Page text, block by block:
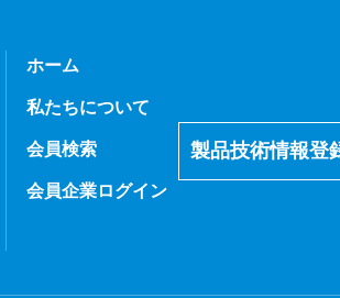
ホーム
私たちについて
会員検索
会員企業ログイン
製品技術情報登